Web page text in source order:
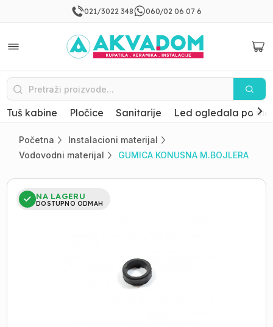
021/3022 348 060/02 06 07 6
Tuš kabine Pločice Sanitarije Led ogledala po
Početna
Instalacioni materijal
Vodovodni materijal
GUMICA KONUSNA M.BOJLERA
NA LAGERU
DOSTUPNO ODMAH